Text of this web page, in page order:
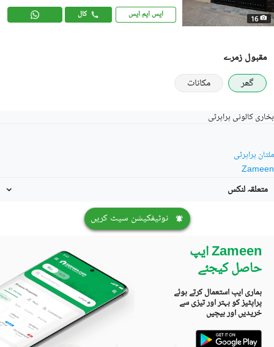
16 ایس ایم ایس کال
مقبول زمرے
گھر
مکانات
Zameen
ملتان پراپرٹی
بخاری کالونی پراپرٹی
متعلقہ لنکس
نوٹیفکیشن سیٹ کریں
Zameen ایپ
حاصل کیجئے
ہماری ایپ استعمال کرتے ہوئے
پراپٹیز کو بہتر اور تیزی سے
خریدیں اور بیچیں